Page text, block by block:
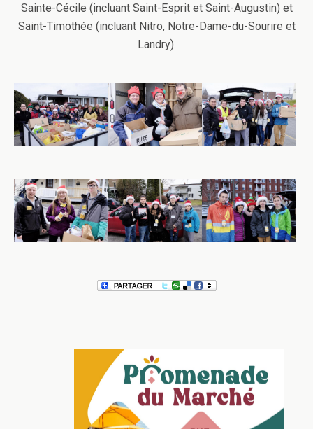
Sainte-Cécile (incluant Saint-Esprit et Saint-Augustin) et
Saint-Timothée (incluant Nitro, Notre-Dame-du-Sourire et
Landry).